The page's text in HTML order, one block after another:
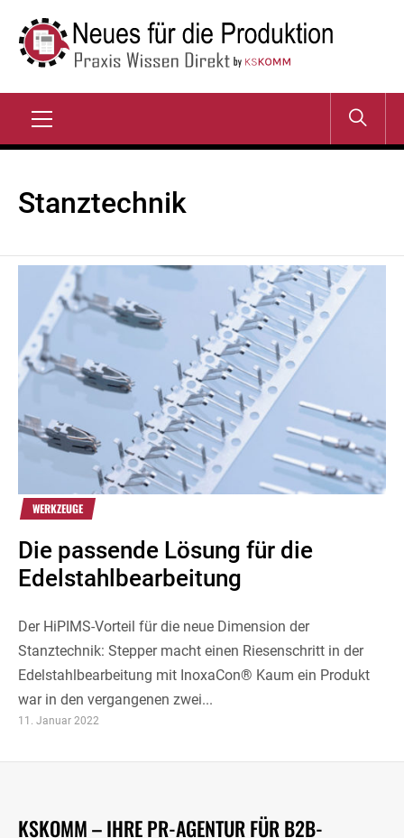
Inhalt
springen
NEUES FÜR DIE
PRODUKTION
Stanztechnik
WERKZEUGE
Die passende Lösung für die
Edelstahlbearbeitung
Der HiPIMS-Vorteil für die neue Dimension der
Stanztechnik: Stepper macht einen Riesenschritt in der
Edelstahlbearbeitung mit InoxaCon® Kaum ein Produkt
war in den vergangenen zwei...
11. Januar 2022
KSKOMM – IHRE PR-AGENTUR FÜR B2B-